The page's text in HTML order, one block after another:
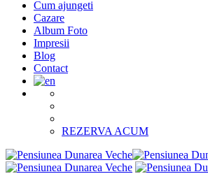
Cum ajungeti
Cazare
Album Foto
Impresii
Blog
Contact
REZERVA ACUM